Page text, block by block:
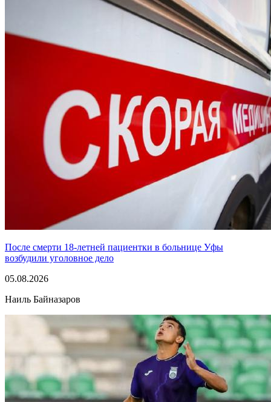
После смерти 18-летней пациентки в больнице Уфы
возбудили уголовное дело
05.08.2026
Наиль Байназаров